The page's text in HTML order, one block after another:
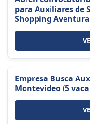
para Auxiliares de
Shopping
Empresa Busca
Montevideo (5